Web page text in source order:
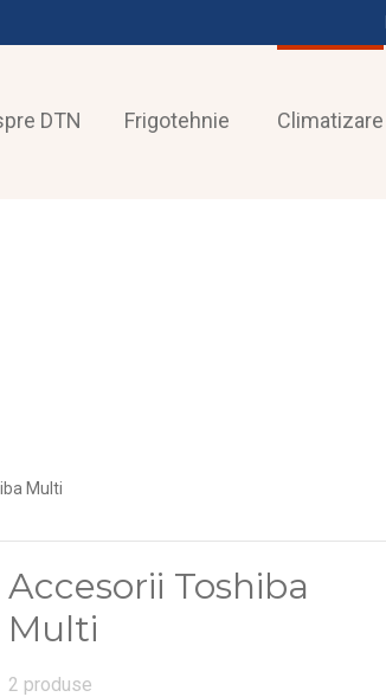
DTN Frigotehnie Climatizare
Multi
Accesorii Toshiba
Multi
2 produse